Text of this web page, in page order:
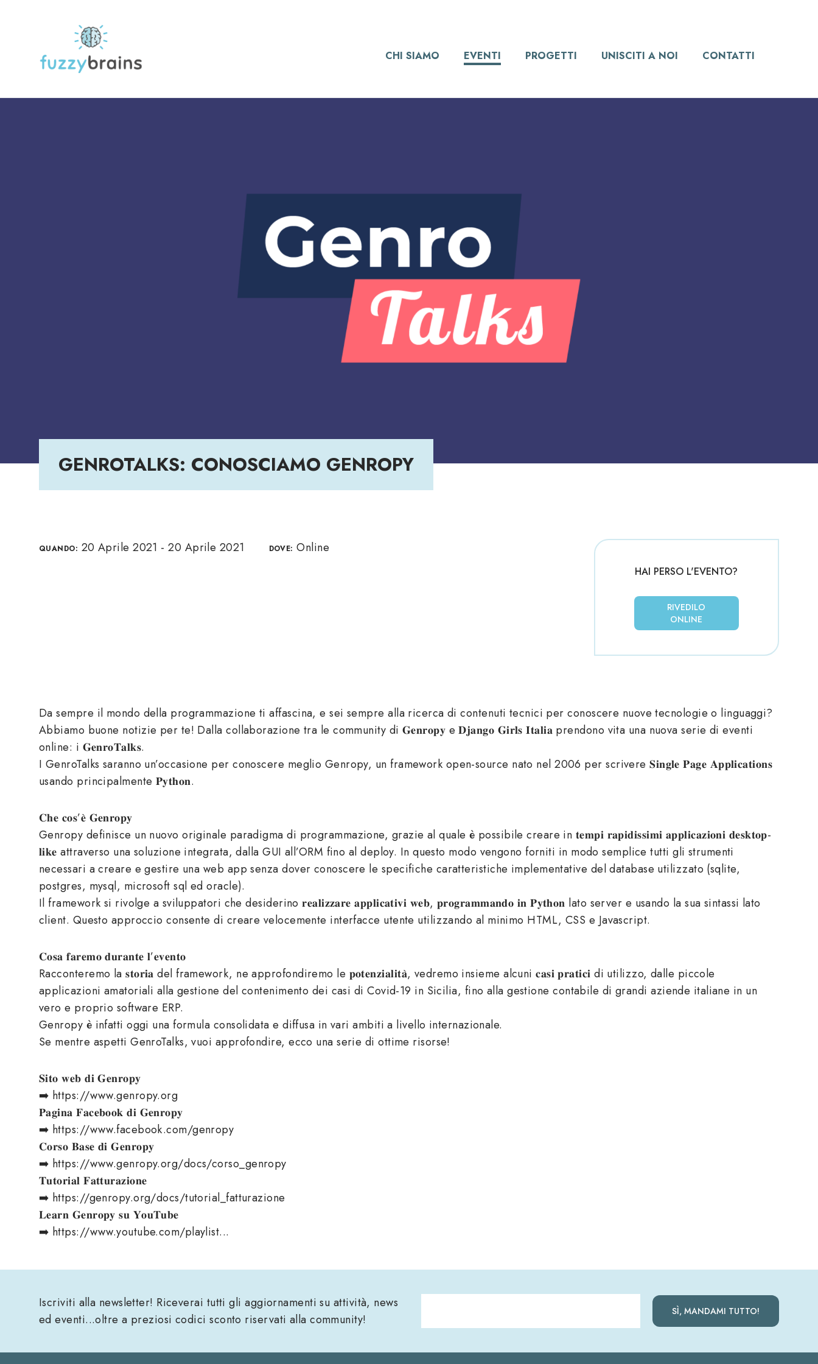
CHI SIAMO EVENTI PROGETTI UNISCITI A NOI CONTATTI
GENROTALKS: CONOSCIAMO GENROPY
QUANDO: 20 Aprile 2021 - 20 Aprile 2021 DOVE: Online
HAI PERSO L'EVENTO?
RIVEDILO
ONLINE
Da sempre il mondo della programmazione ti affascina, e sei sempre alla ricerca di contenuti tecnici per conoscere nuove tecnologie o linguaggi?
Abbiamo buone notizie per te! Dalla collaborazione tra le community di 𝐆𝐞𝐧𝐫𝐨𝐩𝐲 e 𝐃𝐣𝐚𝐧𝐠𝐨 𝐆𝐢𝐫𝐥𝐬 𝐈𝐭𝐚𝐥𝐢𝐚 prendono vita una nuova serie di eventi
online: i 𝐆𝐞𝐧𝐫𝐨𝐓𝐚𝐥𝐤𝐬.
I GenroTalks saranno un’occasione per conoscere meglio Genropy, un framework open-source nato nel 2006 per scrivere 𝐒𝐢𝐧𝐠𝐥𝐞 𝐏𝐚𝐠𝐞 𝐀𝐩𝐩𝐥𝐢𝐜𝐚𝐭𝐢𝐨𝐧𝐬
usando principalmente 𝐏𝐲𝐭𝐡𝐨𝐧.
𝐂𝐡𝐞 𝐜𝐨𝐬’𝐞̀ 𝐆𝐞𝐧𝐫𝐨𝐩𝐲
Genropy definisce un nuovo originale paradigma di programmazione, grazie al quale è possibile creare in 𝐭𝐞𝐦𝐩𝐢 𝐫𝐚𝐩𝐢𝐝𝐢𝐬𝐬𝐢𝐦𝐢 𝐚𝐩𝐩𝐥𝐢𝐜𝐚𝐳𝐢𝐨𝐧𝐢 𝐝𝐞𝐬𝐤𝐭𝐨𝐩-
𝐥𝐢𝐤𝐞 attraverso una soluzione integrata, dalla GUI all’ORM fino al deploy. In questo modo vengono forniti in modo semplice tutti gli strumenti
necessari a creare e gestire una web app senza dover conoscere le specifiche caratteristiche implementative del database utilizzato (sqlite,
postgres, mysql, microsoft sql ed oracle).
Il framework si rivolge a sviluppatori che desiderino 𝐫𝐞𝐚𝐥𝐢𝐳𝐳𝐚𝐫𝐞 𝐚𝐩𝐩𝐥𝐢𝐜𝐚𝐭𝐢𝐯𝐢 𝐰𝐞𝐛, 𝐩𝐫𝐨𝐠𝐫𝐚𝐦𝐦𝐚𝐧𝐝𝐨 𝐢𝐧 𝐏𝐲𝐭𝐡𝐨𝐧 lato server e usando la sua sintassi lato
client. Questo approccio consente di creare velocemente interfacce utente utilizzando al minimo HTML, CSS e Javascript.
𝐂𝐨𝐬𝐚 𝐟𝐚𝐫𝐞𝐦𝐨 𝐝𝐮𝐫𝐚𝐧𝐭𝐞 𝐥’𝐞𝐯𝐞𝐧𝐭𝐨
Racconteremo la 𝐬𝐭𝐨𝐫𝐢𝐚 del framework, ne approfondiremo le 𝐩𝐨𝐭𝐞𝐧𝐳𝐢𝐚𝐥𝐢𝐭𝐚̀, vedremo insieme alcuni 𝐜𝐚𝐬𝐢 𝐩𝐫𝐚𝐭𝐢𝐜𝐢 di utilizzo, dalle piccole
applicazioni amatoriali alla gestione del contenimento dei casi di Covid-19 in Sicilia, fino alla gestione contabile di grandi aziende italiane in un
vero e proprio software ERP.
Genropy è infatti oggi una formula consolidata e diffusa in vari ambiti a livello internazionale.
Se mentre aspetti GenroTalks, vuoi approfondire, ecco una serie di ottime risorse!
𝐒𝐢𝐭𝐨 𝐰𝐞𝐛 𝐝𝐢 𝐆𝐞𝐧𝐫𝐨𝐩𝐲
➡️ https://www.genropy.org​
𝐏𝐚𝐠𝐢𝐧𝐚 𝐅𝐚𝐜𝐞𝐛𝐨𝐨𝐤 𝐝𝐢 𝐆𝐞𝐧𝐫𝐨𝐩𝐲
➡️ https://www.facebook.com/genropy​
𝐂𝐨𝐫𝐬𝐨 𝐁𝐚𝐬𝐞 𝐝𝐢 𝐆𝐞𝐧𝐫𝐨𝐩𝐲
➡️ https://www.genropy.org/docs/corso_genropy
𝐓𝐮𝐭𝐨𝐫𝐢𝐚𝐥 𝐅𝐚𝐭𝐭𝐮𝐫𝐚𝐳𝐢𝐨𝐧𝐞
➡️ https://genropy.org/docs/tutorial_fatturazione
𝐋𝐞𝐚𝐫𝐧 𝐆𝐞𝐧𝐫𝐨𝐩𝐲 𝐬𝐮 𝐘𝐨𝐮𝐓𝐮𝐛𝐞
➡️ https://www.youtube.com/playlist...
Iscriviti alla newsletter! Riceverai tutti gli aggiornamenti su attività, news
ed eventi...oltre a preziosi codici sconto riservati alla community!